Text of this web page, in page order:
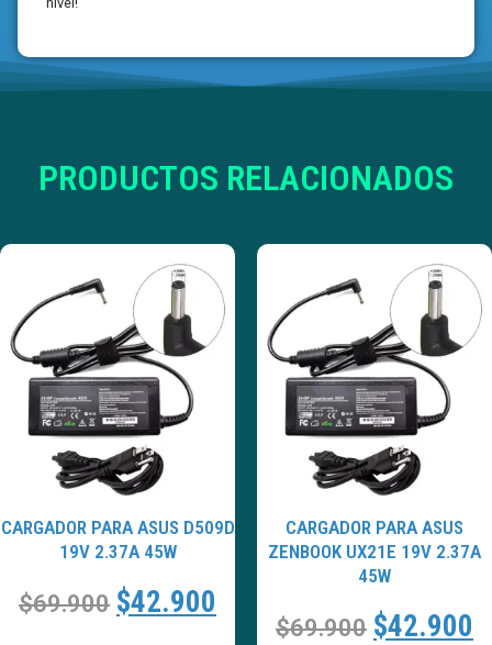
PRODUCTOS RELACIONADOS
CARGADOR PARA ASUS D509D
19V 2.37A 45W
$69.900 $42.900
CARGADOR PARA ASUS
ZENBOOK UX21E 19V 2.37A
45W
$69.900 $42.900